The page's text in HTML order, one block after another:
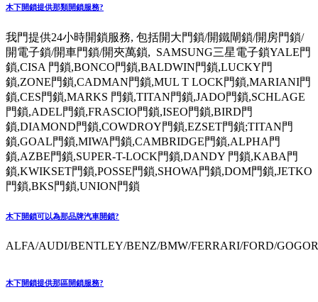
木下開鎖提供那類開鎖服務?
我門提供24小時開鎖服務, 包括開大門鎖/開鐵閘鎖/開房門鎖/
開電子鎖/開車門鎖/開夾萬鎖, SAMSUNG三星電子鎖YALE門
鎖,CISA 門鎖,BONCO門鎖,BALDWIN門鎖,LUCKY門
鎖,ZONE門鎖,CADMAN門鎖,MUL T LOCK門鎖,MARIANI門
鎖,CES門鎖,MARKS 門鎖,TITAN門鎖,JADO門鎖,SCHLAGE
門鎖,ADEL門鎖,FRASCIO門鎖,ISEO門鎖,BIRD門
鎖,DIAMOND門鎖,COWDROY門鎖,EZSET門鎖;TITAN門
鎖,GOAL門鎖,MIWA門鎖,CAMBRIDGE門鎖,ALPHA門
鎖,AZBE門鎖,SUPER-T-LOCK門鎖,DANDY 門鎖,KABA門
鎖,KWIKSET門鎖,POSSE門鎖,SHOWA門鎖,DOM門鎖,JETKO
門鎖,BKS門鎖,UNION門鎖
木下開鎖可以為那品牌汽車開鎖?
ALFA/AUDI/BENTLEY/BENZ/BMW/FERRARI/FORD/
木下開鎖提供那區開鎖服務?